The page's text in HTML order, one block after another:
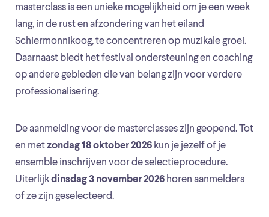
masterclass is een unieke mogelijkheid om je een week
lang, in de rust en afzondering van het eiland
Schiermonnikoog, te concentreren op muzikale groei.
Daarnaast biedt het festival ondersteuning en coaching
op andere gebieden die van belang zijn voor verdere
professionalisering.
De aanmelding voor de masterclasses zijn geopend. Tot
en metzondag 18 oktober 2026 kun je jezelf of je
ensemble inschrijven voor de selectieprocedure.
Uiterlijkdinsdag 3 november 2026 horen aanmelders
of ze zijn geselecteerd.